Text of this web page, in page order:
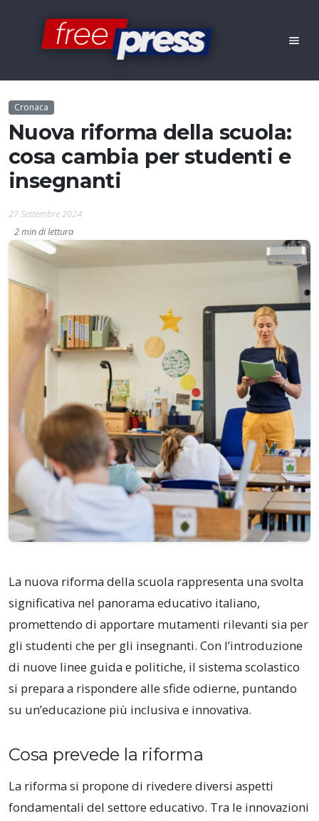
Cronaca
Nuova riforma della scuola:
cosa cambia per studenti e
insegnanti
27 Settembre 2024
2 min di lettura
La nuova riforma della scuola rappresenta una svolta
significativa nel panorama educativo italiano,
promettendo di apportare mutamenti rilevanti sia per
gli studenti che per gli insegnanti. Con l’introduzione
di nuove linee guida e politiche, il sistema scolastico
si prepara a rispondere alle sfide odierne, puntando
su un’educazione più inclusiva e innovativa.
Cosa prevede la riforma
La riforma si propone di rivedere diversi aspetti
fondamentali del settore educativo. Tra le innovazioni